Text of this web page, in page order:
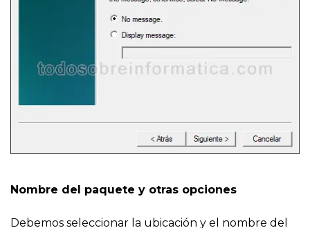
Nombre del paquete y otras opciones
Debemos seleccionar la ubicación y el nombre del